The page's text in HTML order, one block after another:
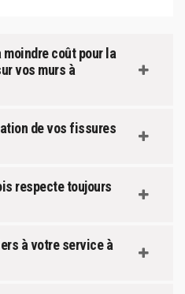
coût pour la
vos murs à
de vos fissures
respecte toujours
à votre service à